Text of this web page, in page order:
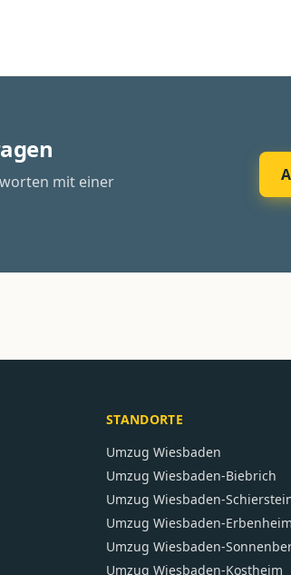
mit einer
STANDORTE
Umzug Wiesbaden
Umzug Wiesbaden-Biebrich
Umzug Wiesbaden-
Umzug Wiesbaden-
Umzug Wiesbaden-
Umzug Wiesbaden-Kostheim